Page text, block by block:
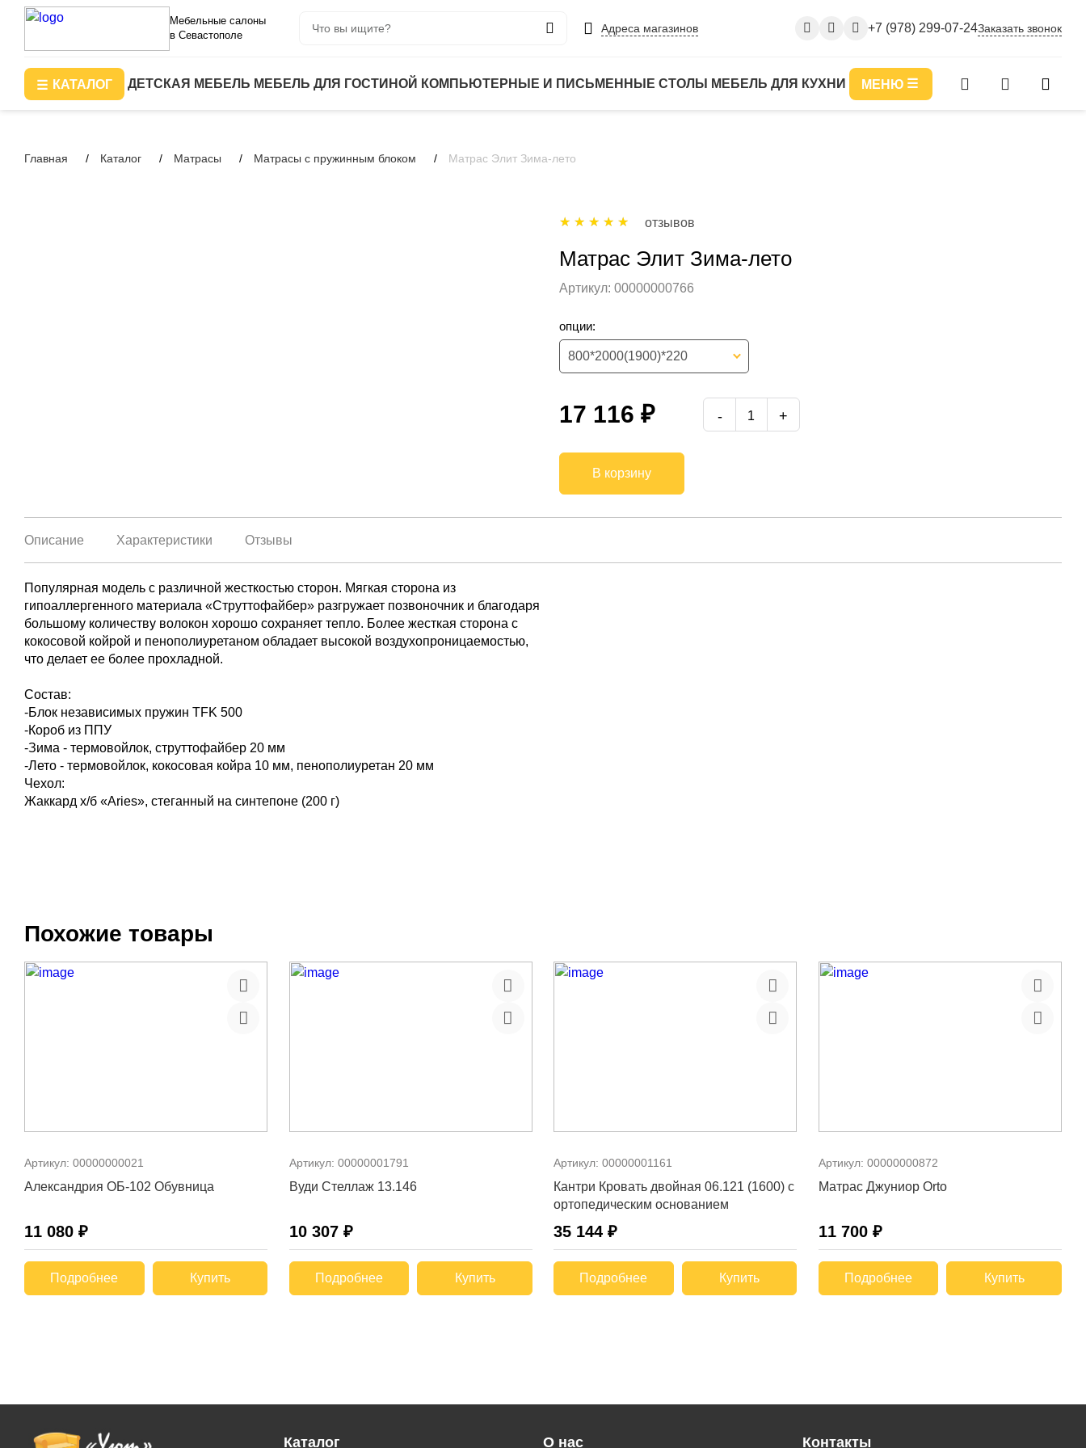
Мебельные салоны
в Севастополе
Адреса магазинов +7 (978) 299-07-24Заказать звонок
КАТАЛОГ ДЕТСКАЯ МЕБЕЛЬ МЕБЕЛЬ ДЛЯ ГОСТИНОЙ КОМПЬЮТЕРНЫЕ И ПИСЬМЕННЫЕ СТОЛЫ МЕБЕЛЬ ДЛЯ КУХНИ МЕНЮ
Главная Каталог Матрасы Матрасы с пружинным блоком Матрас Элит Зима-лето
отзывов
Матрас Элит Зима-лето
Артикул: 00000000766
опции:
800*2000(1900)*220
1200*2000(1900)*220
1400*2000(1900)*220
1800*2000(1900)*220
17 116 ₽
В корзину
Описание Характеристики Отзывы
Популярная модель с различной жесткостью сторон. Мягкая сторона из
гипоаллергенного материала «Струттофайбер» разгружает позвоночник и благодаря
большому количеству волокон хорошо сохраняет тепло. Более жесткая сторона с
кокосовой койрой и пенополиуретаном обладает высокой воздухопроницаемостью,
что делает ее более прохладной.
Состав:
-Блок независимых пружин TFK 500
-Короб из ППУ
-Зима - термовойлок, струттофайбер 20 мм
-Лето - термовойлок, кокосовая койра 10 мм, пенополиуретан 20 мм
Чехол:
Жаккард х/б «Aries», стеганный на синтепоне (200 г)
Похожие товары
Артикул: 00000000021
Александрия ОБ-102 Обувница
11 080 ₽
Подробнее Купить
Артикул: 00000001791
Вуди Стеллаж 13.146
10 307 ₽
Подробнее Купить
Артикул:00000001161
Кантри Кровать двойная 06.121 (1600) с
ортопедическим основанием
35 144 ₽
Подробнее Купить
Артикул: 00000000872
Матрас Джуниор Orto
11 700 ₽
Подробнее Купить
Каталог О нас Контакты